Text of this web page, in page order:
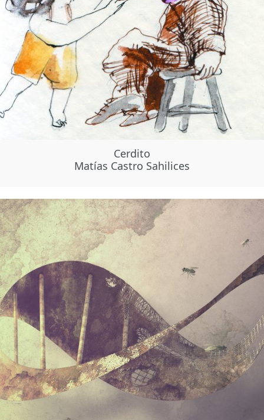
Cerdito
Matías Castro Sahilices